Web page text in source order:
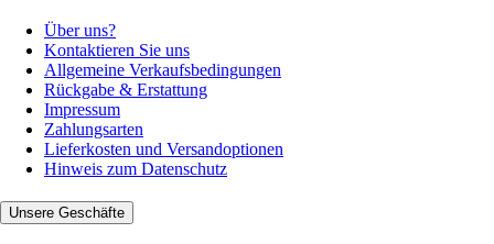
Über uns?
Kontaktieren Sie uns
Allgemeine Verkaufsbedingungen
Rückgabe & Erstattung
Impressum
Zahlungsarten
Lieferkosten und Versandoptionen
Hinweis zum Datenschutz
Unsere Geschäfte